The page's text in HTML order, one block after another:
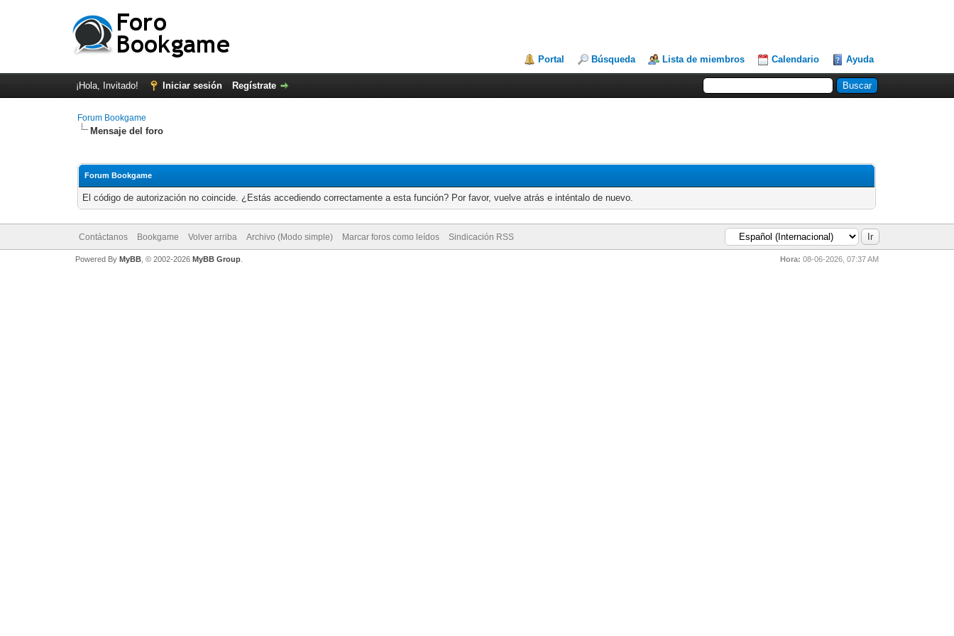
Portal Búsqueda Lista de miembros Calendario Ayuda
¡Hola, Invitado! Iniciar sesión Regístrate
Forum Bookgame
Mensaje del foro
Forum Bookgame
El código de autorización no coincide. ¿Estás accediendo correctamente a esta función? Por favor, vuelve atrás e inténtalo de nuevo.
Contáctanos Bookgame Volver arriba Archivo (Modo simple) Marcar foros como leídos Sindicación RSS
Hora: 08-06-2026, 07:37 AM
Powered By MyBB, © 2002-2026 MyBB Group.